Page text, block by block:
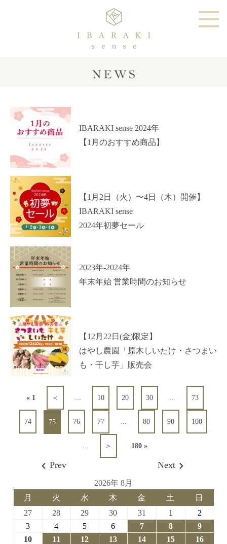
IBARAKI sense 2024年
【1月のおすすめ商品】
【1月2日（火）〜4日（木）開催】
IBARAKI sense
2024年初夢セール
2023年-2024年
年末年始 営業時間のお知らせ
【12月22日(金)限定】
はやし農園「原木しいたけ・さつまい
も・干し芋」販売会
« 1 ＜ ... 10 20 30 ... 73
74 75 76 77 ... 80 90 100
... ＞ 180 »
Prev Next
2026年 8月
月
曜
火
曜
水
曜
木木
曜
金
日
土
日
日
日
272026-
27
282026-
292026-
302026-
31
31
1
08-
01
22026-
08-
02
32026-
08-
42026-
08-
52026-
08-
62026-
08-
72026-
08-
82026-
08-
92026-
08-
102026-
11 12 132026-
142026-
152026-
162026-